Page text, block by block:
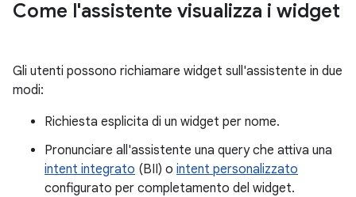
Come l'assistente visualizza i widget
Gli utenti possono richiamare widget sull'assistente in due
modi:
Richiesta esplicita di un widget per nome.
Pronunciare all'assistente una query che attiva una
intent integrato (BII) o intent personalizzato
configurato per completamento del widget.